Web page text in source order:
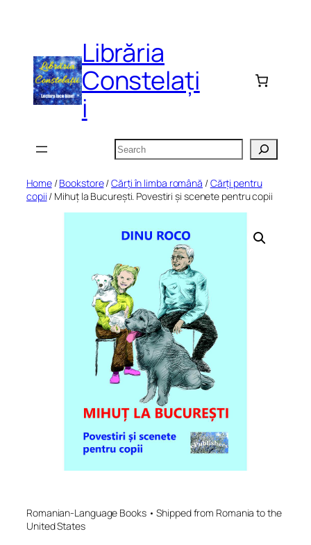
Librăria
Constelați
i
Search
Home/Bookstore/Cărți în limba română /Cărți pentru
copii / Mihuț la București. Povestiri și scenete pentru copii
Romanian-Language Books • Shipped from Romania to the
United States